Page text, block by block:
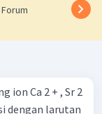
ion Ca 2 + , Sr 2
dengan larutan